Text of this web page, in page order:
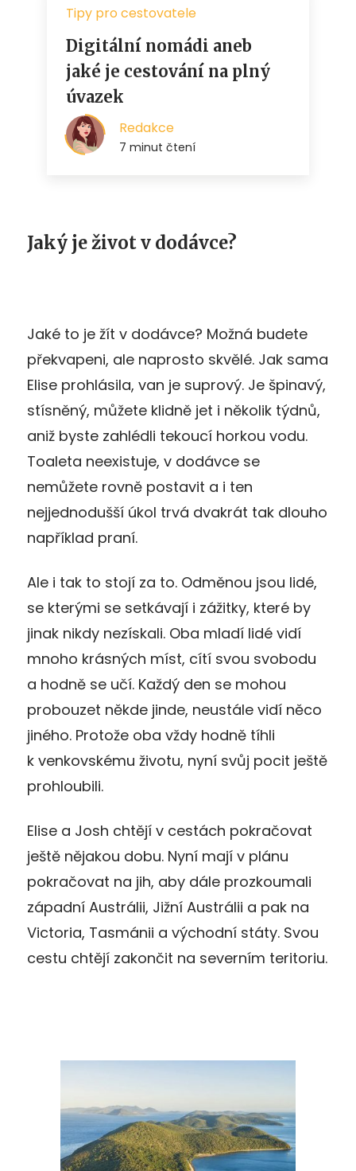
Jaký je život v dodávce?
Jaké to je žít v dodávce? Možná budete
překvapeni, ale naprosto skvělé. Jak sama
Elise prohlásila, van je suprový. Je špinavý,
stísněný, můžete klidně jet i několik týdnů,
aniž byste zahlédli tekoucí horkou vodu.
Toaleta neexistuje, v dodávce se
nemůžete rovně postavit a i ten
nejjednodušší úkol trvá dvakrát tak dlouho
například praní.
Ale i tak to stojí za to. Odměnou jsou lidé,
se kterými se setkávají i zážitky, které by
jinak nikdy nezískali. Oba mladí lidé vidí
mnoho krásných míst, cítí svou svobodu
a hodně se učí. Každý den se mohou
probouzet někde jinde, neustále vidí něco
jiného. Protože oba vždy hodně tíhli
k venkovskému životu, nyní svůj pocit ještě
prohloubili.
Elise a Josh chtějí v cestách pokračovat
ještě nějakou dobu. Nyní mají v plánu
pokračovat na jih, aby dále prozkoumali
západní Austrálii, Jižní Austrálii a pak na
Victoria, Tasmánii a východní státy. Svou
cestu chtějí zakončit na severním teritoriu.